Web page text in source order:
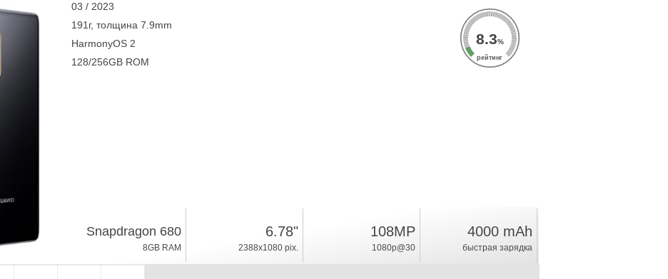
03 / 2023
191г, толщина 7.9mm
HarmonyOS 2
128/256GB ROM
8.3%
рейтинг
Snapdragon 680
8GB RAM
6.78"
2388x1080 pix.
108MP
1080p@30
4000 mAh
быстрая зарядка